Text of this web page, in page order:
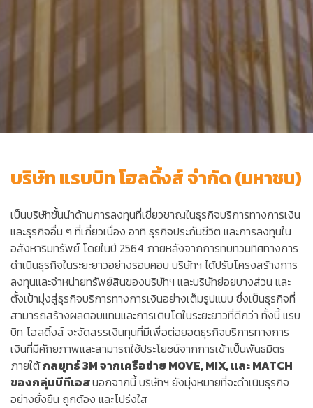
บริษัท แรบบิท โฮลดิ้งส์ จำกัด (มหาชน)
เป็นบริษัทชั้นนำด้านการลงทุนที่เชี่ยวชาญในธุรกิจบริการทางการเงิน
และธุรกิจอื่น ๆ ที่เกี่ยวเนื่อง อาทิ ธุรกิจประกันชีวิต และการลงทุนใน
อสังหาริมทรัพย์ โดยในปี 2564 ภายหลังจากการทบทวนทิศทางการ
ดำเนินธุรกิจในระยะยาวอย่างรอบคอบ บริษัทฯ ได้ปรับโครงสร้างการ
ลงทุนและจำหน่ายทรัพย์สินของบริษัทฯ และบริษัทย่อยบางส่วน และ
ตั้งเป้ามุ่งสู่ธุรกิจบริการทางการเงินอย่างเต็มรูปแบบ ซึ่งเป็นธุรกิจที่
สามารถสร้างผลตอบแทนและการเติบโตในระยะยาวที่ดีกว่า ทั้งนี้ แรบ
บิท โฮลดิ้งส์ จะจัดสรรเงินทุนที่มีเพื่อต่อยอดธุรกิจบริการทางการ
เงินที่มีศักยภาพและสามารถใช้ประโยชน์จากการเข้าเป็นพันธมิตร
ภายใต้กลยุทธ์ 3M จากเครือข่าย MOVE, MIX, และ MATCH
ของกลุ่มบีทีเอสนอกจากนี้ บริษัทฯ ยังมุ่งหมายที่จะดำเนินธุรกิจ
อย่างยั่งยืน ถูกต้อง และโปร่งใส